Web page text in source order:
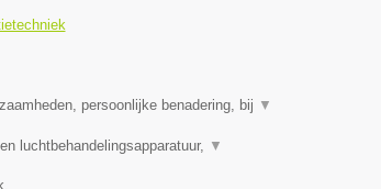
persoonlijke benadering, bij ▼
luchtbehandelingsapparatuur, ▼